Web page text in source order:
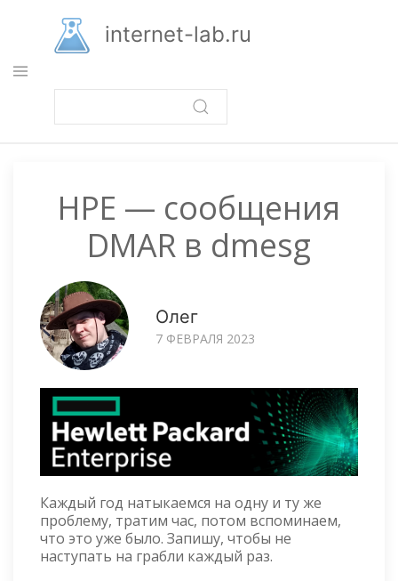
основному
содержанию
internet-lab.ru
HPE — сообщения
DMAR в dmesg
Олег
7 ФЕВРАЛЯ 2023
Каждый год натыкаемся на одну и ту же
проблему, тратим час, потом вспоминаем,
что это уже было. Запишу, чтобы не
наступать на грабли каждый раз.